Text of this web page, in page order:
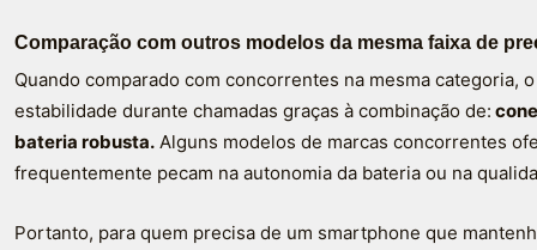
Comparação com outros modelos da mesma faixa de
Quando comparado com concorrentes na mesma categoria,
estabilidade durante chamadas graças à combinação de:
bateria robusta. Alguns modelos de marcas concorrentes
frequentemente pecam na autonomia da bateria ou na
Portanto, para quem precisa de um smartphone que